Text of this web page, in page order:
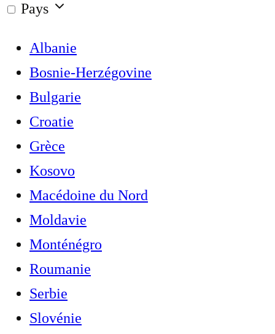
Pays
Albanie
Bosnie-Herzégovine
Bulgarie
Croatie
Grèce
Kosovo
Macédoine du Nord
Moldavie
Monténégro
Roumanie
Serbie
Slovénie